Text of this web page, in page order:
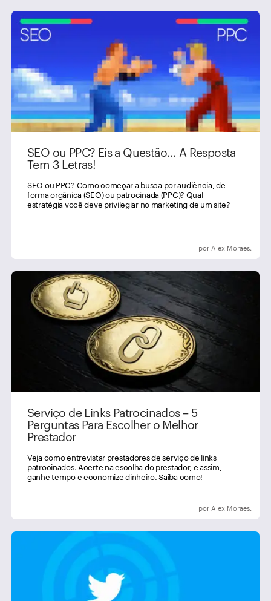
SEO ou PPC? Eis a Questão… A Resposta
Tem 3 Letras!
SEO ou PPC? Como começar a busca por audiência, de
forma orgânica (SEO) ou patrocinada (PPC)? Qual
estratégia você deve privilegiar no marketing de um site?
por Alex Moraes.
Serviço de Links Patrocinados – 5
Perguntas Para Escolher o Melhor
Prestador
Veja como entrevistar prestadores de serviço de links
patrocinados. Acerte na escolha do prestador, e assim,
ganhe tempo e economize dinheiro. Saiba como!
por Alex Moraes.